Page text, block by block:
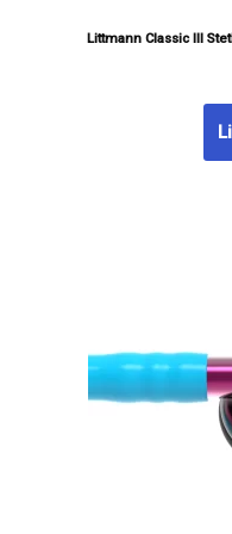
Littmann Classic III